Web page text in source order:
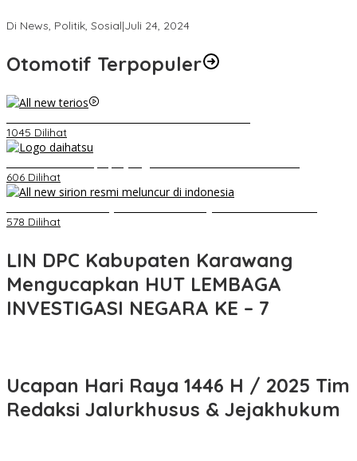
Di News, Politik, Sosial|Juli 24, 2024
Otomotif Terpopuler
1045 Dilihat
606 Dilihat
578 Dilihat
LIN DPC Kabupaten Karawang
Mengucapkan HUT LEMBAGA
INVESTIGASI NEGARA KE – 7
Ucapan Hari Raya 1446 H / 2025 Tim
Redaksi Jalurkhusus & Jejakhukum